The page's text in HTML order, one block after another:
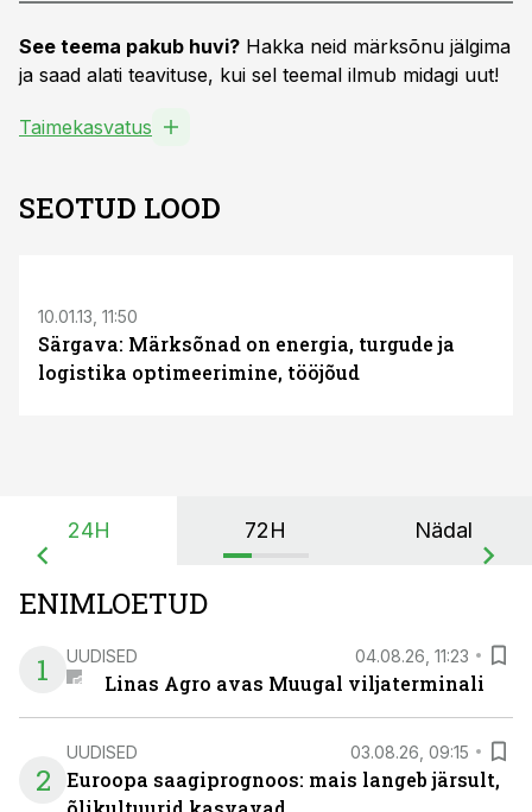
See teema pakub huvi? Hakka neid märksõnu jälgima
ja saad alati teavituse, kui sel teemal ilmub midagi uut!
Taimekasvatus
SEOTUD LOOD
10.01.13, 11:50
Särgava: Märksõnad on energia, turgude ja
logistika optimeerimine, tööjõud
24H 72H Nädal
ENIMLOETUD
1
UUDISED 04.08.26, 11:23
Linas Agro avas Muugal viljaterminali
2
UUDISED 03.08.26, 09:15
Euroopa saagiprognoos: mais langeb järsult,